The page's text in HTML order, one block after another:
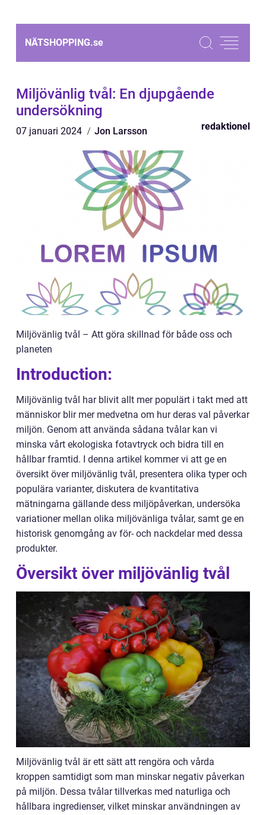
NÄTSHOPPING.se
Miljövänlig tvål: En djupgående
undersökning
07 januari 2024 Jon Larsson redaktionel
Miljövänlig tvål – Att göra skillnad för både oss och
planeten
Introduction:
Miljövänlig tvål har blivit allt mer populärt i takt med att
människor blir mer medvetna om hur deras val påverkar
miljön. Genom att använda sådana tvålar kan vi
minska vårt ekologiska fotavtryck och bidra till en
hållbar framtid. I denna artikel kommer vi att ge en
översikt över miljövänlig tvål, presentera olika typer och
populära varianter, diskutera de kvantitativa
mätningarna gällande dess miljöpåverkan, undersöka
variationer mellan olika miljövänliga tvålar, samt ge en
historisk genomgång av för- och nackdelar med dessa
produkter.
Översikt över miljövänlig tvål
Miljövänlig tvål är ett sätt att rengöra och vårda
kroppen samtidigt som man minskar negativ påverkan
på miljön. Dessa tvålar tillverkas med naturliga och
hållbara ingredienser, vilket minskar användningen av